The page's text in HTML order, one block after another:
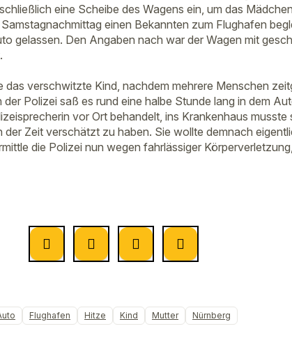
eine Scheibe des Wagens ein, um das
einen Bekannten zum Flughafen
gelassen. Den Angaben nach war der Wagen mit
das verschwitzte Kind, nachdem mehrere Menschen
Polizei saß es rund eine halbe Stunde lang in dem
vor Ort behandelt, ins Krankenhaus musste
der Zeit verschätzt zu haben. Sie wollte demnach
die Polizei nun wegen fahrlässiger
Flughafen Hitze Kind Mutter Nürnberg